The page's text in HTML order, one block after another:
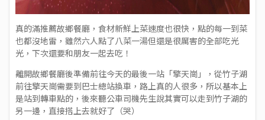
真的滿推薦故鄉餐廳，食材新鮮上菜速度也很快，點的每一到菜
也都沒地雷，雖然六人點了八菜一湯但還是很厲害的全部吃光
光，下次還要和朋友一起去吃！
離開故鄉餐廳後準備前往今天的最後一站「擎天崗」，從竹子湖
前往擎天崗需要到巴士總站換車，路上真的人很多，所以基本上
是站到轉車點的，後來聽公車司機先生說其實可以走到竹子湖的
另一邊，直接搭上去就好了（哭）